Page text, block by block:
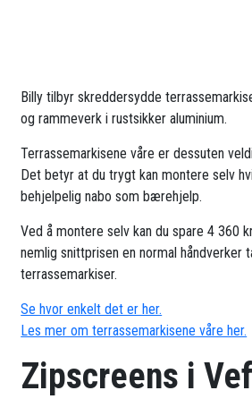
Billy tilbyr skreddersydde
og rammeverk i rustsikker aluminium.
Terrassemarkisene våre er dessuten
Det betyr at du trygt kan montere selv
behjelpelig nabo som bærehjelp.
Ved å montere selv kan du spare 4 360
nemlig snittprisen en normal håndverker
terrassemarkiser.
Se hvor enkelt det er her.
Les mer om terrassemarkisene våre her.
Zipscreens i